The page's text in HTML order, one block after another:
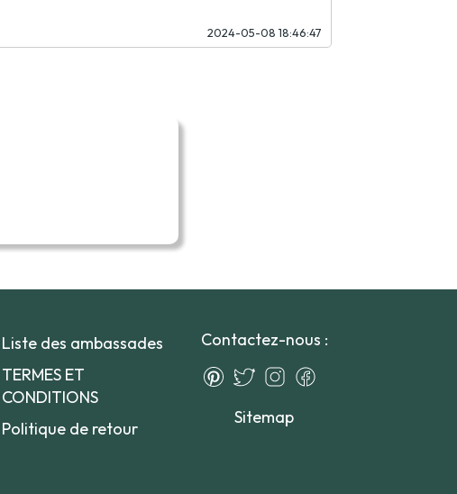
2024-05-08 18:46:47
Liste des ambassades
TERMES ET
CONDITIONS
Politique de retour
Contactez-nous :
Sitemap